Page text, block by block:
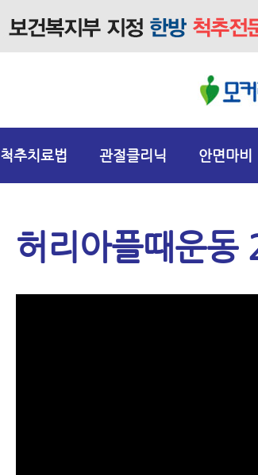
척추치료법 관절클리닉 안면마비
허리아플때운동